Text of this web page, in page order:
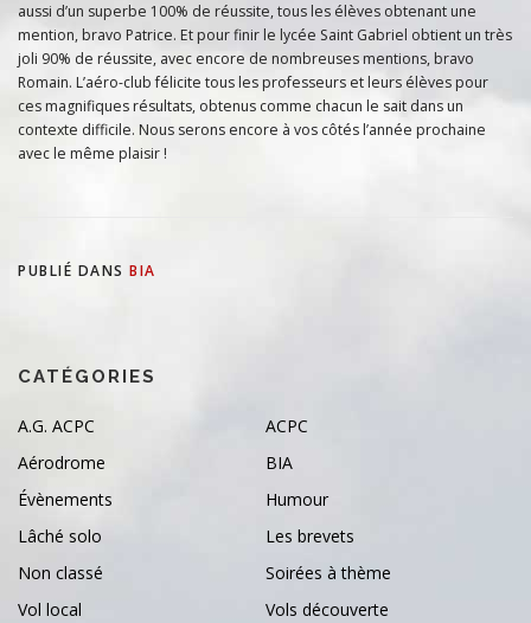
aussi d’un superbe 100% de réussite, tous les élèves obtenant une
mention, bravo Patrice. Et pour finir le lycée Saint Gabriel obtient un très
joli 90% de réussite, avec encore de nombreuses mentions, bravo
Romain. L’aéro-club félicite tous les professeurs et leurs élèves pour
ces magnifiques résultats, obtenus comme chacun le sait dans un
contexte difficile. Nous serons encore à vos côtés l’année prochaine
avec le même plaisir !
PUBLIÉ DANS BIA
CATÉGORIES
A.G. ACPC
ACPC
Aérodrome
BIA
Évènements
Humour
Lâché solo
Les brevets
Non classé
Soirées à thème
Vol local
Vols découverte